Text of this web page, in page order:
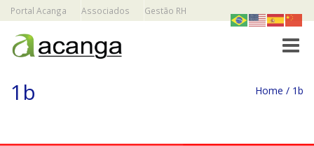
Portal Acanga Associados Gestão RH
1b Home / 1b